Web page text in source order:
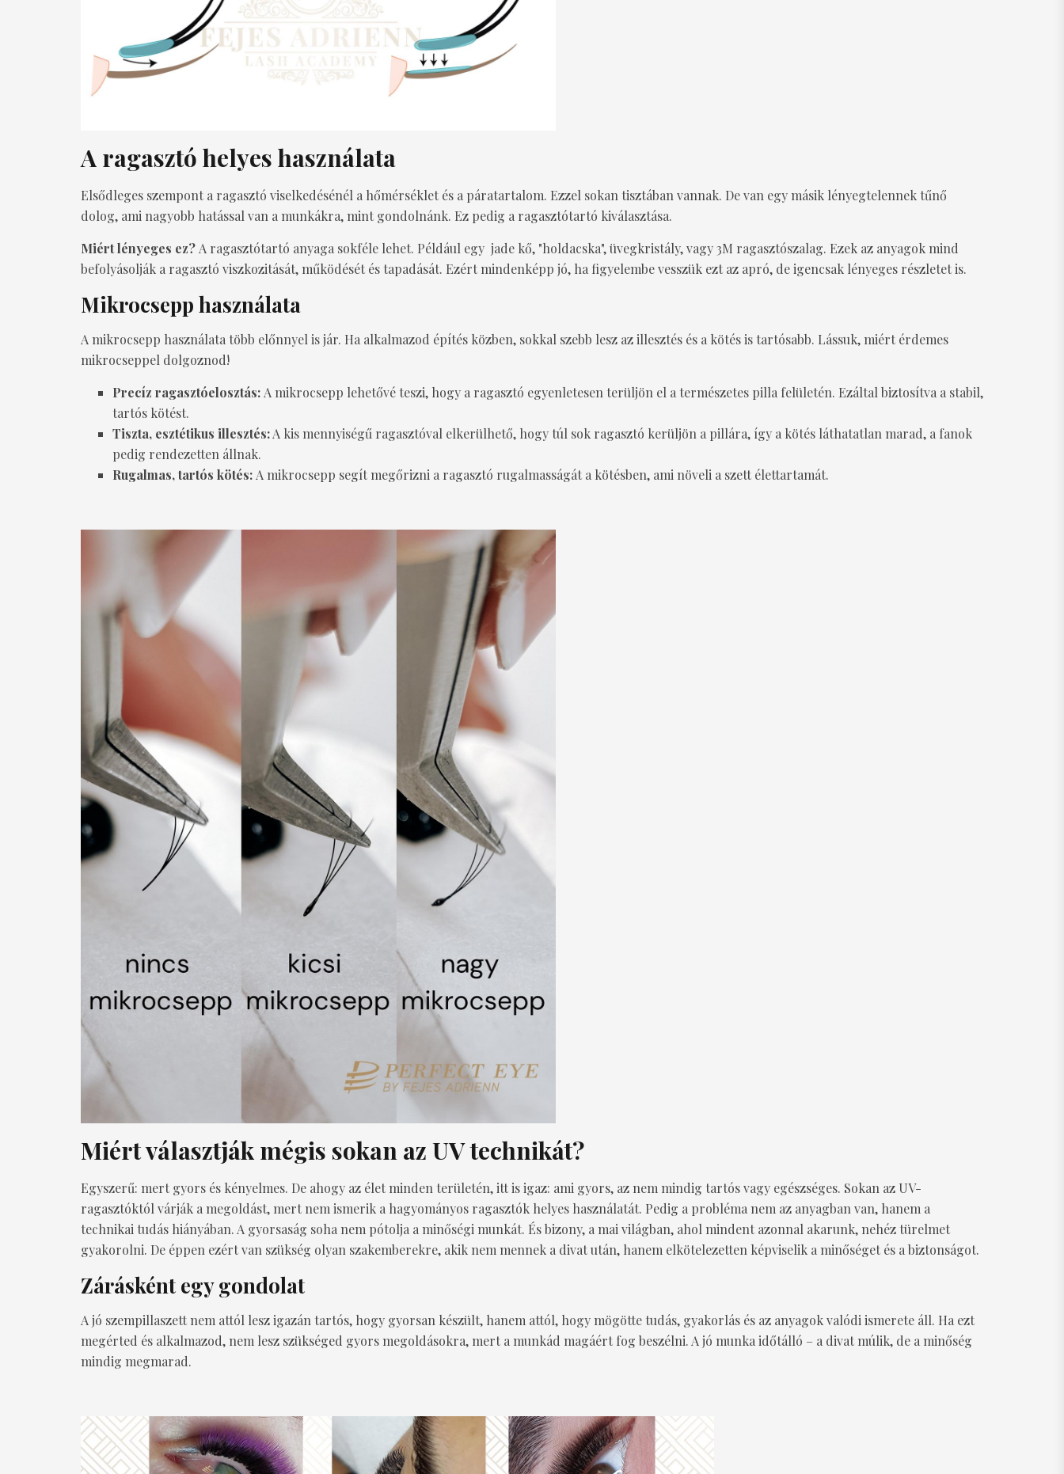
A ragasztó helyes használata
Elsődleges szempont a ragasztó viselkedésénél a hőmérséklet és a páratartalom. Ezzel sokan tisztában vannak. De van egy másik lényegtelennek tűnő
dolog, ami nagyobb hatással van a munkákra, mint gondolnánk. Ez pedig a ragasztótartó kiválasztása.
Miért lényeges ez? A ragasztótartó anyaga sokféle lehet. Például egy jade kő, "holdacska", üvegkristály, vagy 3M ragasztószalag. Ezek az anyagok mind
befolyásolják a ragasztó viszkozitását, működését és tapadását. Ezért mindenképp jó, ha figyelembe vesszük ezt az apró, de igencsak lényeges részletet is.
Mikrocsepp használata
A mikrocsepp használata több előnnyel is jár. Ha alkalmazod építés közben, sokkal szebb lesz az illesztés és a kötés is tartósabb. Lássuk, miért érdemes
mikrocseppel dolgoznod!
Precíz ragasztóelosztás: A mikrocsepp lehetővé teszi, hogy a ragasztó egyenletesen terüljön el a természetes pilla felületén. Ezáltal biztosítva a stabil,
tartós kötést.
Tiszta, esztétikus illesztés:A kis mennyiségű ragasztóval elkerülhető, hogy túl sok ragasztó kerüljön a pillára, így a kötés láthatatlan marad, a fanok
pedig rendezetten állnak.
Rugalmas, tartós kötés: A mikrocsepp segít megőrizni a ragasztó rugalmasságát a kötésben, ami növeli a szett élettartamát.
Miért választják mégis sokan az UV technikát?
Egyszerű: mert gyors és kényelmes. De ahogy az élet minden területén, itt is igaz: ami gyors, az nem mindig tartós vagy egészséges. Sokan az UV-
ragasztóktól várják a megoldást, mert nem ismerik a hagyományos ragasztók helyes használatát. Pedig a probléma nem az anyagban van, hanem a
technikai tudás hiányában. A gyorsaság soha nem pótolja a minőségi munkát. És bizony, a mai világban, ahol mindent azonnal akarunk, nehéz türelmet
gyakorolni. De éppen ezért van szükség olyan szakemberekre, akik nem mennek a divat után, hanem elkötelezetten képviselik a minőséget és a biztonságot.
Zárásként egy gondolat
A jó szempillaszett nem attól lesz igazán tartós, hogy gyorsan készült, hanem attól, hogy mögötte tudás, gyakorlás és az anyagok valódi ismerete áll. Ha ezt
megérted és alkalmazod, nem lesz szükséged gyors megoldásokra, mert a munkád magáért fog beszélni. A jó munka időtálló – a divat múlik, de a minőség
mindig megmarad.